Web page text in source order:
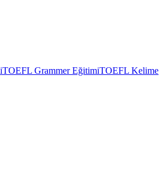
TOEFL Grammer EğitimiTOEFL Kelime